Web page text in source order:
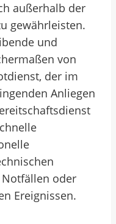
außerhalb der
gewährleisten.
und
von
der im
Anliegen
oder
Ereignissen.